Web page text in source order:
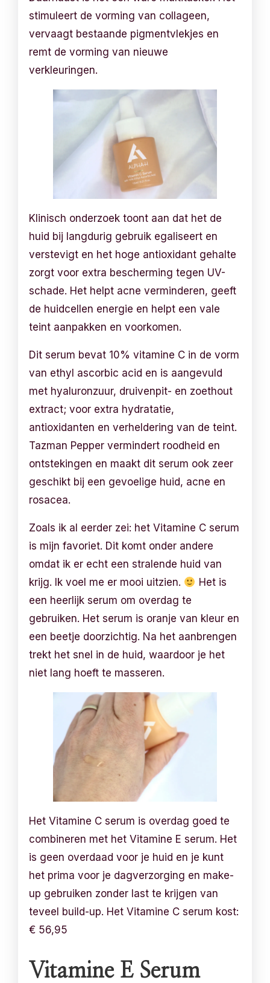
stimuleert de vorming van collageen,
vervaagt bestaande pigmentvlekjes en
remt de vorming van nieuwe
verkleuringen.
Klinisch onderzoek toont aan dat het de
huid bij langdurig gebruik egaliseert en
verstevigt en het hoge antioxidant gehalte
zorgt voor extra bescherming tegen UV-
schade. Het helpt acne verminderen, geeft
de huidcellen energie en helpt een vale
teint aanpakken en voorkomen.
Dit serum bevat 10% vitamine C in de vorm
van ethyl ascorbic acid en is aangevuld
met hyaluronzuur, druivenpit- en zoethout
extract; voor extra hydratatie,
antioxidanten en verheldering van de teint.
Tazman Pepper vermindert roodheid en
ontstekingen en maakt dit serum ook zeer
geschikt bij een gevoelige huid, acne en
rosacea.
Zoals ik al eerder zei: het Vitamine C serum
is mijn favoriet. Dit komt onder andere
omdat ik er echt een stralende huid van
krijg. Ik voel me er mooi uitzien.
Het is
een heerlijk serum om overdag te
gebruiken. Het serum is oranje van kleur en
een beetje doorzichtig. Na het aanbrengen
trekt het snel in de huid, waardoor je het
niet lang hoeft te masseren.
Het Vitamine C serum is overdag goed te
combineren met het Vitamine E serum. Het
is geen overdaad voor je huid en je kunt
het prima voor je dagverzorging en make-
up gebruiken zonder last te krijgen van
teveel build-up. Het Vitamine C serum kost:
€ 56,95
Vitamine E Serum